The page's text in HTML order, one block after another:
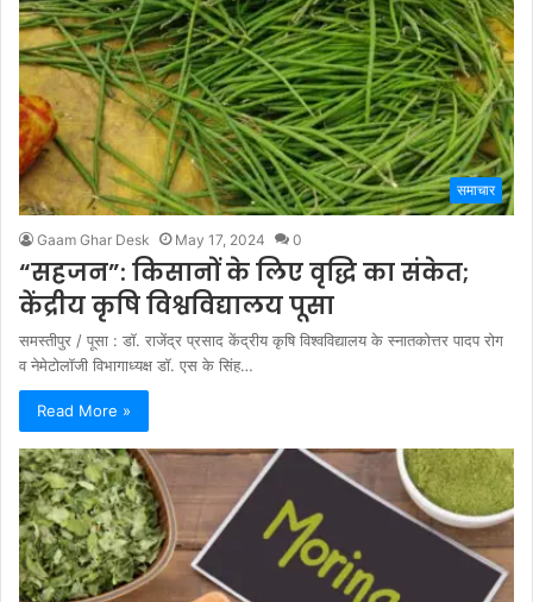
समाचार
Gaam Ghar Desk May 17, 2024 0
“सहजन”: किसानों के लिए वृद्धि का संकेत;
केंद्रीय कृषि विश्वविद्यालय पूसा
समस्तीपुर / पूसा : डॉ. राजेंद्र प्रसाद केंद्रीय कृषि विश्वविद्यालय के स्नातकोत्तर पादप रोग
व नेमेटोलॉजी विभागाध्यक्ष डॉ. एस के सिंह…
Read More »